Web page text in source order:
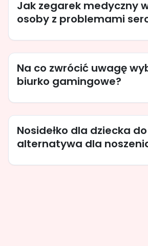
Jak zegarek medyczny
osoby z problemami
Na co zwrócić uwagę
biurko gamingowe?
Nosidełko dla dziecka
alternatywa dla